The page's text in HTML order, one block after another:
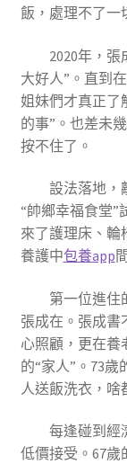
飯，處理不了一
2020年，
大好人”。直到
姐妹們才真正了
的事”。也差未
按不住了。
設法落地，
“帥鄉幸福食堂”
來了護理床、輪
養護中包養app
第一位進住
張成在。張成書
心照顧，更在養
的“家人”。73
人送飯洗衣，啥
每逢碰到經
低價接受。67歲